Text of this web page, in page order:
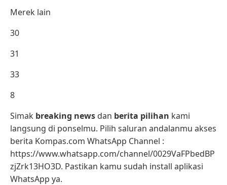
Merek lain
30
31
33
8
Simak breaking news dan berita pilihan kami
langsung di ponselmu. Pilih saluran andalanmu akses
berita Kompas.com WhatsApp Channel :
https://www.whatsapp.com/channel/0029VaFPbedBP
zjZrk13HO3D. Pastikan kamu sudah install aplikasi
WhatsApp ya.